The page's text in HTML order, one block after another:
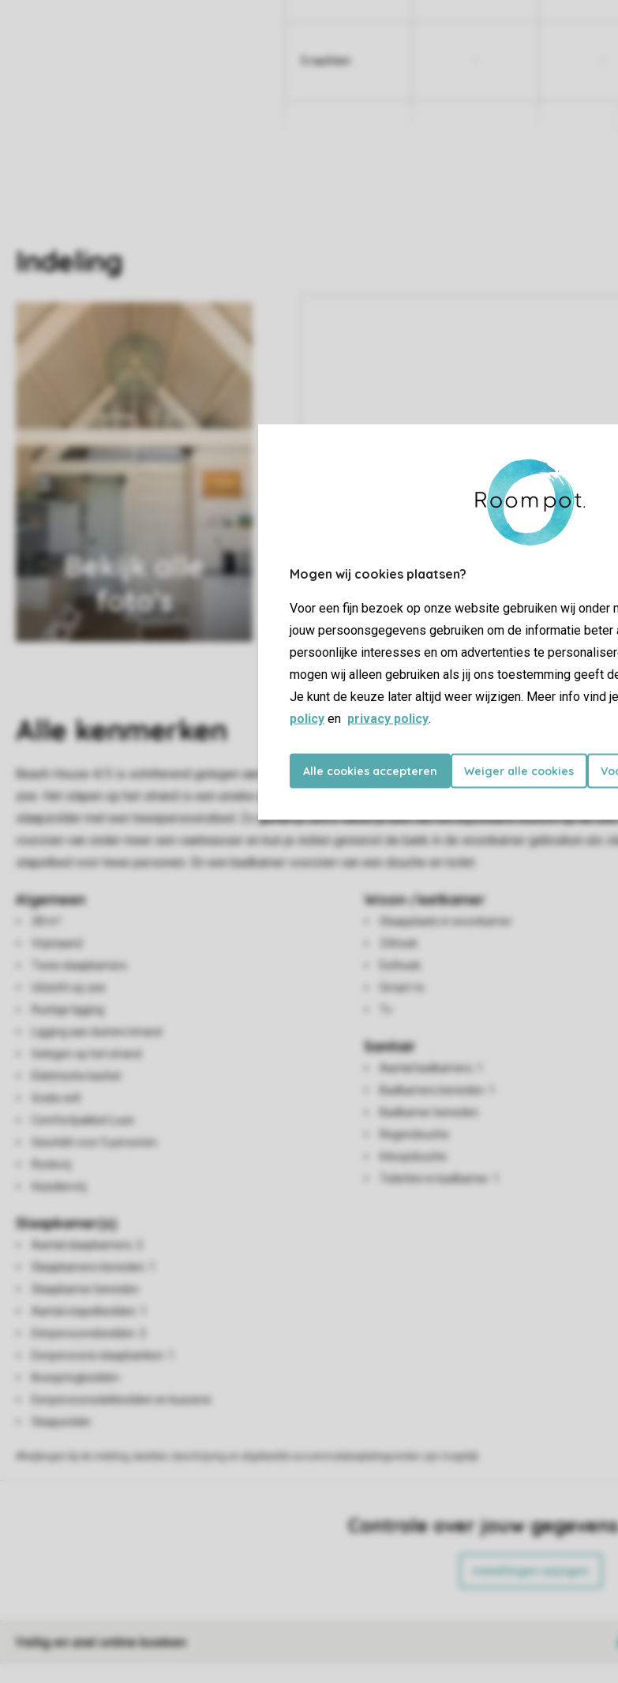
Mogen wij cookies plaatsen?
Voor een fijn bezoek op onze website gebruiken wij onder
jouw persoonsgegevens gebruiken om de informatie beter
persoonlijke interesses en om advertenties te
mogen wij alleen gebruiken als jij ons toestemming geeft
Je kunt de keuze later altijd weer wijzigen. Meer info vind
policy en privacy policy.
Alle cookies accepteren Weiger alle cookies
5 nachten
Indeling
Bekijk alle
foto's
Allekenmerken
Beach House 4/5 is schitterend gelegen aan één van de schoonste stranden van Nederland, het
zee. Het slapen op het strand is een unieke ervaring.Het Beach House 4/5 is geschikt voor 4 volwassenen
slaapzolder met een tweepersoonsbed. Zo geniet je zelfs vanuit je bed van het bijzondere uitzicht op de
voorzien van onder meer een vaatwasser en kun je indien gewenst de bank in de woonkamer gebruiken als
stapelbed voor twee personen. En een badkamer voorzien van een douche en toilet.
Algemeen
Vrijstaand
Twee slaapkamers
Uitzicht op zee
Rustige ligging
Ligging aan duinen/strand
Gelegen op het strand
Elektrische kachel
Gratis wifi
Comfortpakket Luxe
Geschikt voor 5 personen
Rookvrij
Huisdiervrij
Slaapkamer(s)
Aantal slaapkamers: 2
Slaapkamers beneden: 1
Slaapkamer beneden
Aantal stapelbedden: 1
Eénpersoonsbedden: 2
Eenpersoons slaapbanken: 1
Boxspringbedden
Eenpersoonsdekbedden en kussens
Slaapzolder
Woon-/eetkamer
Slaapplaats in woonkamer
Zithoek
Eethoek
Smart-tv
Sanitair
Aantal badkamers: 1
Badkamers beneden: 1
Badkamer beneden
Regendouche
Inloopdouche
Toiletten in badkamer: 1
Controle over jouw
Instellingen wijzigen
Veilig en snel online boeken